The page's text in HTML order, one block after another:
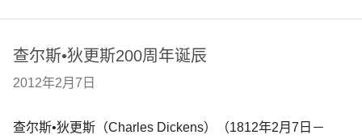
查尔斯•狄更斯200周年诞辰
2012年2月7日
查尔斯•狄更斯（Charles Dickens）（1812年2月7日－